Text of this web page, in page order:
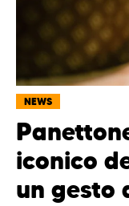
NEWS
iconico
un gesto